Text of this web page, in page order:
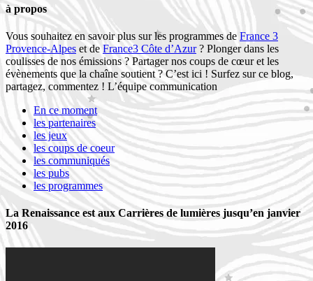
à propos
Vous souhaitez en savoir plus sur les programmes de France 3
Provence-Alpes et deFrance3 Côte d’Azur? Plonger dans les
coulisses de nos émissions ? Partager nos coups de cœur et les
évènements que la chaîne soutient ? C’est ici ! Surfez sur ce blog,
partagez, commentez ! L’équipe communication
En ce moment
les partenaires
les jeux
les coups de coeur
les communiqués
les pubs
les programmes
La Renaissance est aux Carrières de lumières jusqu’en janvier
2016